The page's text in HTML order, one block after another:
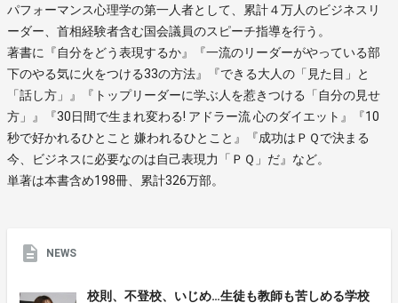
パフォーマンス心理学の第一人者として、累計４万人のビジネスリ
ーダー、首相経験者含む国会議員のスピーチ指導を行う。
著書に『自分をどう表現するか』『一流のリーダーがやっている部
下のやる気に火をつける33の方法』『できる大人の「見た目」と
「話し方」』『トップリーダーに学ぶ人を惹きつける「自分の見せ
方」』『30日間で生まれ変わる! アドラー流 心のダイエット』『10
秒で好かれるひとこと 嫌われるひとこと』『成功はＰＱで決まる
今、ビジネスに必要なのは自己表現力「ＰＱ」だ』など。
単著は本書含め198冊、累計326万部。
NEWS
校則、不登校、いじめ…生徒も教師も苦しめる学校